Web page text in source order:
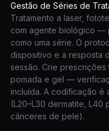
Gestão de Séries de
Tratamento a laser,
com agente biológico —
como uma série. O
dispositivo e a resposta
sessão. Crie
pomada e gel —
incluída. A codificação é
(L20–L30 dermatite, L40
cânceres de pele).